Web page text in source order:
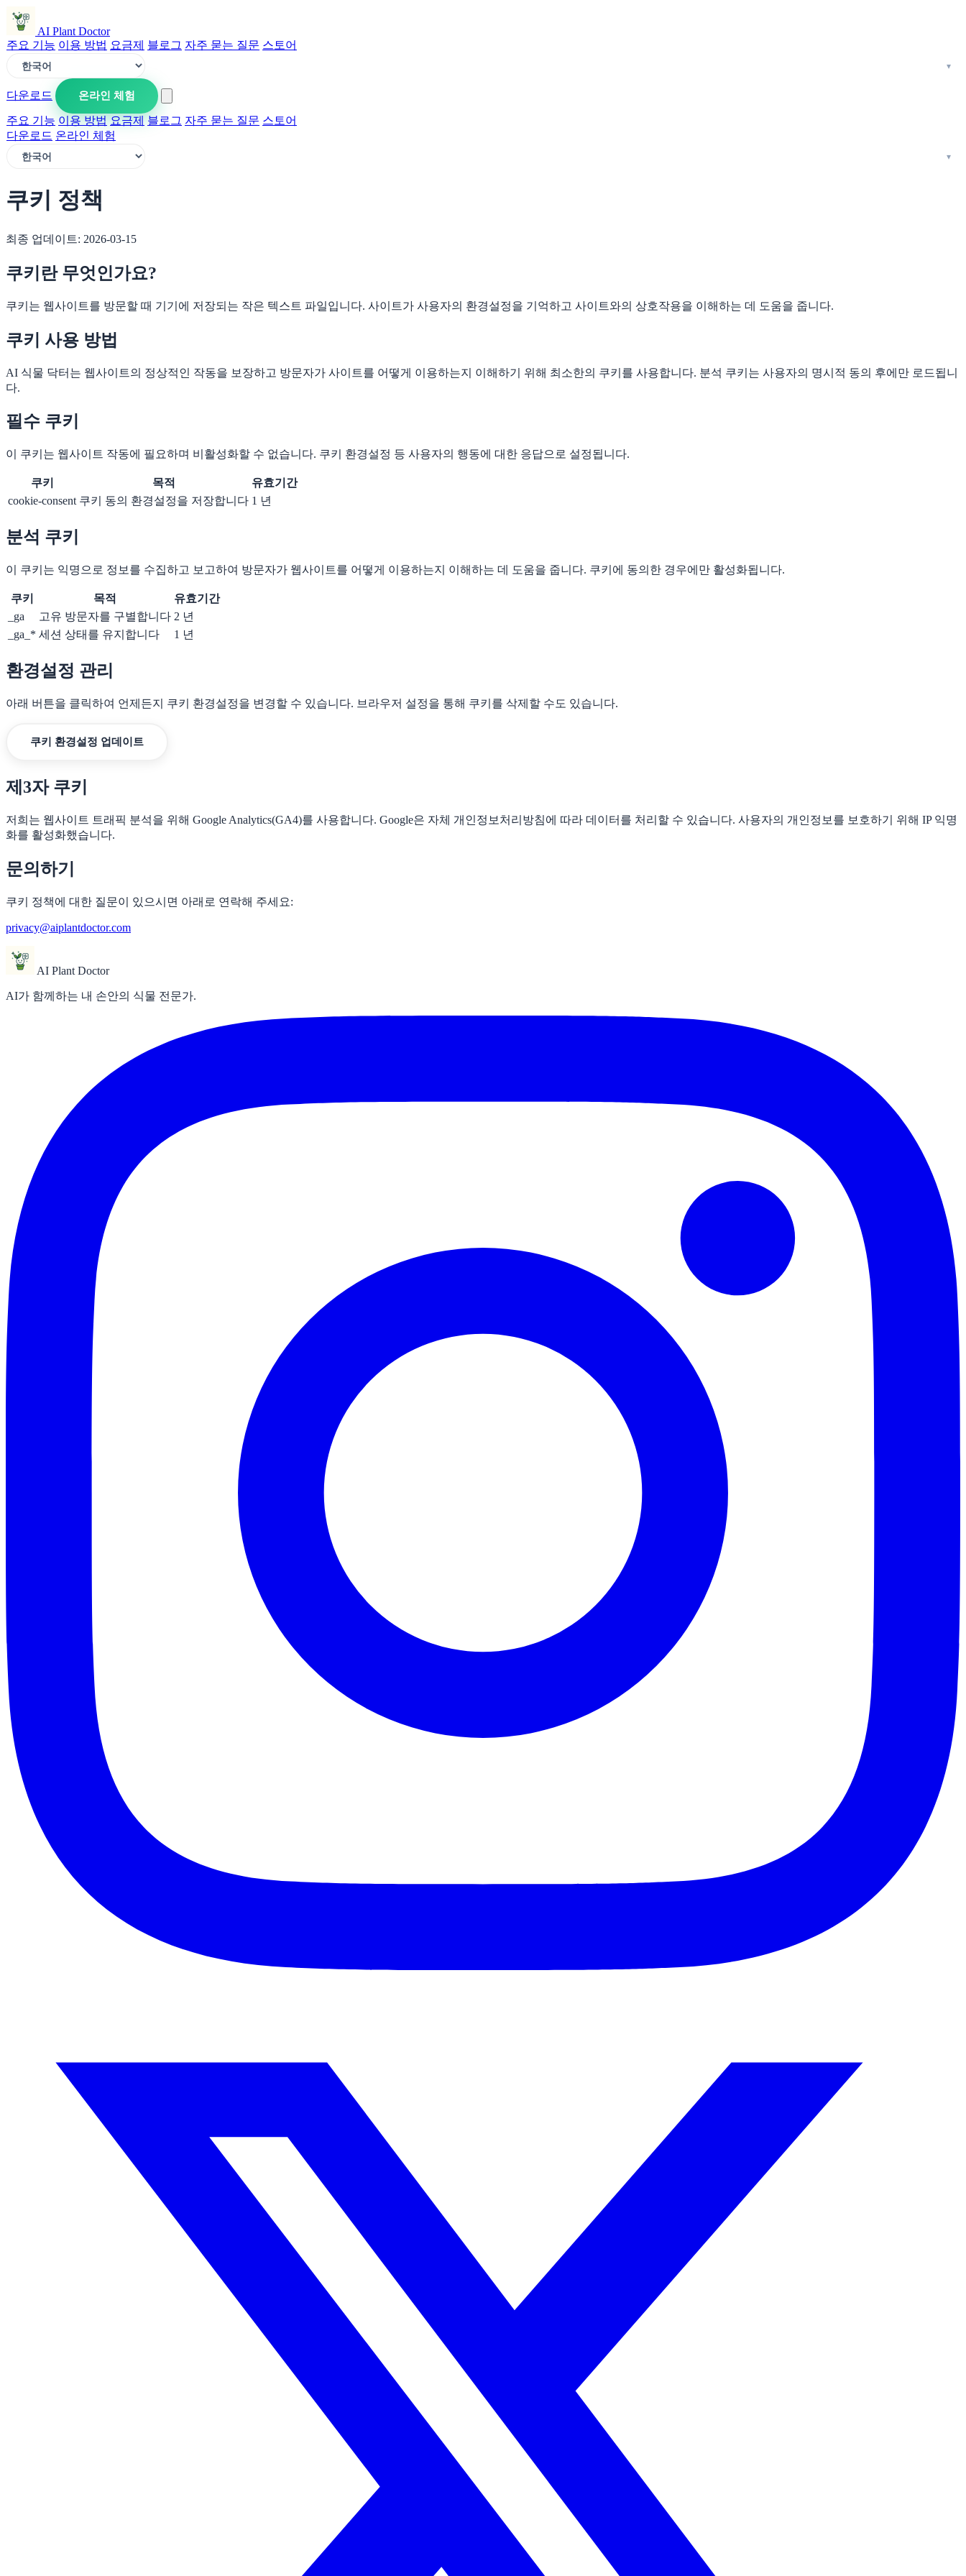
AI Plant Doctor
주요 기능 이용 방법 요금제 블로그 자주 묻는 질문 스토어
다운로드 온라인 체험
주요 기능 이용 방법 요금제 블로그 자주 묻는 질문 스토어
다운로드 온라인 체험
쿠키 정책
최종 업데이트: 2026-03-15
쿠키란 무엇인가요?
쿠키는 웹사이트를 방문할 때 기기에 저장되는 작은 텍스트 파일입니다. 사이트가 사용자의 환경설정을 기억하고 사이트와의 상호작용을 이해하는 데 도움을 줍니다.
쿠키 사용 방법
AI 식물 닥터는 웹사이트의 정상적인 작동을 보장하고 방문자가 사이트를 어떻게 이용하는지 이해하기 위해 최소한의 쿠키를 사용합니다. 분석 쿠키는 사용자의 명시적 동의 후에만 로드됩니
다.
필수 쿠키
이 쿠키는 웹사이트 작동에 필요하며 비활성화할 수 없습니다. 쿠키 환경설정 등 사용자의 행동에 대한 응답으로 설정됩니다.
쿠키 목적
유효기간
cookie-consent 쿠키 동의 환경설정을 저장합니다 1 년
분석 쿠키
이 쿠키는 익명으로 정보를 수집하고 보고하여 방문자가 웹사이트를 어떻게 이용하는지 이해하는 데 도움을 줍니다. 쿠키에 동의한 경우에만 활성화됩니다.
쿠키 목적
유효기간
_ga
고유 방문자를 구별합니다 2 년
_ga_* 세션 상태를 유지합니다 1 년
환경설정 관리
아래 버튼을 클릭하여 언제든지 쿠키 환경설정을 변경할 수 있습니다. 브라우저 설정을 통해 쿠키를 삭제할 수도 있습니다.
쿠키 환경설정 업데이트
제3자 쿠키
저희는 웹사이트 트래픽 분석을 위해 Google Analytics(GA4)를 사용합니다. Google은 자체 개인정보처리방침에 따라 데이터를 처리할 수 있습니다. 사용자의 개인정보를 보호하기 위해 IP 익명
화를 활성화했습니다.
문의하기
쿠키 정책에 대한 질문이 있으시면 아래로 연락해 주세요:
privacy@aiplantdoctor.com
AI Plant Doctor
AI가 함께하는 내 손안의 식물 전문가.